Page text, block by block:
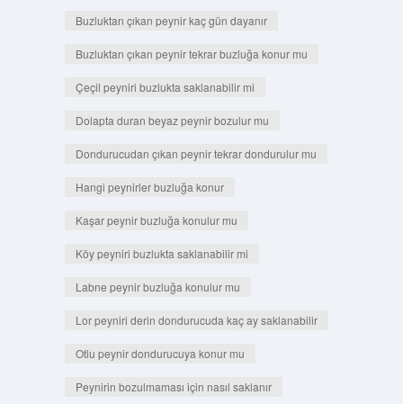
Buzluktan çıkan peynir kaç gün dayanır
Buzluktan çıkan peynir tekrar buzluğa konur mu
Çeçil peyniri buzlukta saklanabilir mi
Dolapta duran beyaz peynir bozulur mu
Dondurucudan çıkan peynir tekrar dondurulur mu
Hangi peynirler buzluğa konur
Kaşar peynir buzluğa konulur mu
Köy peyniri buzlukta saklanabilir mi
Labne peynir buzluğa konulur mu
Lor peyniri derin dondurucuda kaç ay saklanabilir
Otlu peynir dondurucuya konur mu
Peynirin bozulmaması için nasıl saklanır